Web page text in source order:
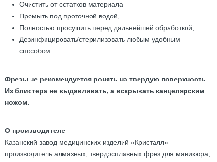
Очистить от остатков материала,
Промыть под проточной водой,
Полностью просушить перед дальнейшей обработкой,
Дезинфицировать/стерилизовать любым удобным
способом.
Фрезы не рекомендуется ронять на твердую поверхность.
Из блистера не выдавливать, а вскрывать канцелярским
ножом.
О производителе
Казанский завод медицинских изделий «Кристалл» –
производитель алмазных, твердосплавных фрез для маникюра,